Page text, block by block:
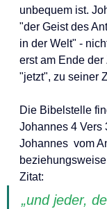
unbequem ist.
"der Geist des
in der Welt" -
erst am Ende
"jetzt", zu seiner
Die Bibelstelle
Johannes 4 Vers
Johannes  vom
Zitat:
„und jeder,